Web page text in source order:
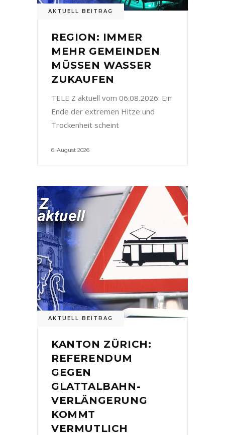
AKTUELL BEITRAG
REGION: IMMER
MEHR GEMEINDEN
MÜSSEN WASSER
ZUKAUFEN
TELE Z aktuell vom 06.08.2026: Ein
Ende der extremen Hitze und
Trockenheit scheint
6. August 2026
AKTUELL BEITRAG
KANTON ZÜRICH:
REFERENDUM
GEGEN
GLATTALBAHN-
VERLÄNGERUNG
KOMMT
VERMUTLICH